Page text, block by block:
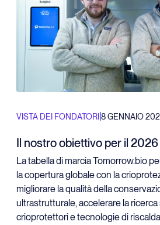
VISTA DEI FONDATORI |8 GENNAIO
Il nostro obiettivo per il 2026
La tabella di marcia Tomorrow.bio
la copertura globale con la
migliorare la qualità della
ultrastrutturale, accelerare la
crioprotettori e tecnologie di